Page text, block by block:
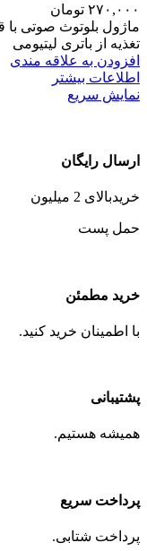
۲۷۰,۰۰۰ تومان
تغذیه از باتری لیتیومی
افزودن به علاقه مندی
اطلاعات بیشتر
نمایش سریع
ارسال رایگان
خریدبالای 2 میلیون
حمل پست
خرید مطمئن
با اطمینان خرید کنید.
پشتیبانی
همیشه هستیم.
پرداخت سریع
پرداخت شتابی.